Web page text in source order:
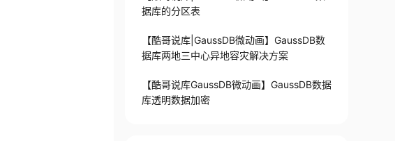
据库的分区表
【酷哥说库|GaussDB微动画】GaussDB数
据库两地三中心异地容灾解决方案
【酷哥说库GaussDB微动画】GaussDB数据
库透明数据加密